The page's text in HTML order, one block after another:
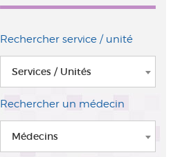
Rechercher service / unité
Services / Unités
Rechercher un médecin
Médecins